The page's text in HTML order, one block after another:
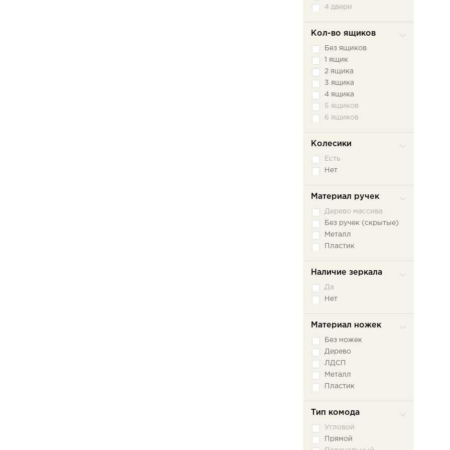
Ясень Темный
Ясень шимо светлый
Ясень шимо темный
4 двери
Кол-во ящиков
Без ящиков
1 ящик
2 ящика
3 ящика
4 ящика
5 ящиков
6 ящиков
Колесики
Есть
Нет
Материал ручек
Дерево массива
Без ручек (скрытые)
Металл
Пластик
Наличие зеркала
Да
Нет
Материал ножек
Без ножек
Дерево
ЛДСП
Металл
Пластик
Тип комода
Угловой
Прямой